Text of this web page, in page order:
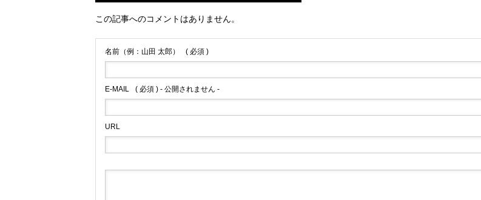
この記事へのコメントはありません。
名前（例：山田 太郎） ( 必須 )
E-MAIL ( 必須 ) - 公開されません -
URL